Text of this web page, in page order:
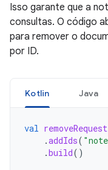
Isso garante que a
consultas. O código
para remover o
por ID.
Kotlin Java
val removeRequest
.addIds(
.build()